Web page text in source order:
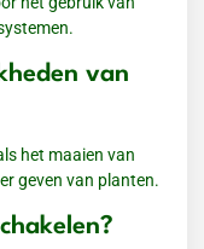
van
het maaien van
geven van planten.